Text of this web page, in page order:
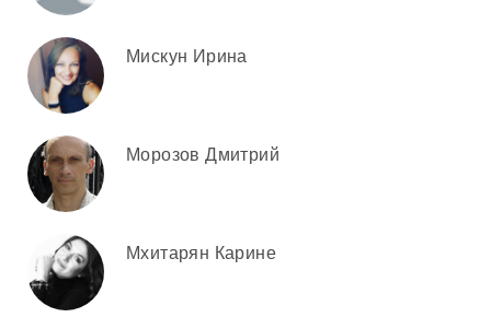
Мискун Ирина
Морозов Дмитрий
Мхитарян Карине